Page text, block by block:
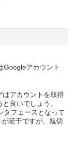
Googleアカウント
はアカウントを取得
良いでしょう。
タフェースとなって
若干ですが、親切